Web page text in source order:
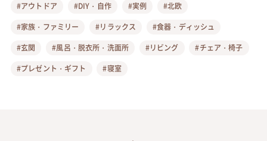
#アウトドア
#DIY・自作 #実例
#北欧
#家族・ファミリー
#リラックス
#食器・ディッシュ
#玄関
#風呂・脱衣所・洗面所 #リビング
#チェア・椅子
#プレゼント・ギフト
#寝室